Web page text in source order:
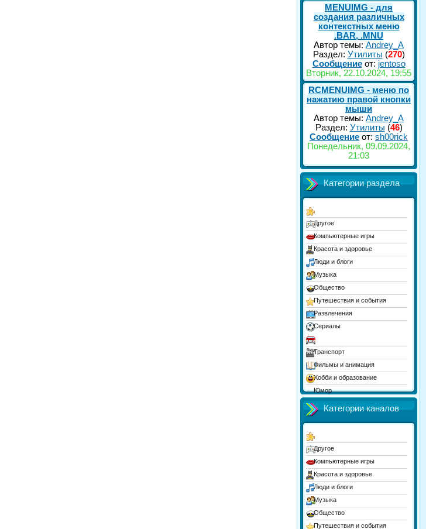
MENUIMG - для
создания различных
контекстных меню
.BAR, .MNU
Автор темы: Andrey_A
Раздел: Утилиты (270)
Сообщениеот: jentoso
Вторник, 22.10.2024, 19:55
RCMENUIMG - меню по
нажатию правой кнопки
мыши
Автор темы: Andrey_A
Раздел: Утилиты (46)
Сообщение от: sh00rick
Понедельник, 09.09.2024,
21:03
Категории раздела
Другое
Компьютерные игры
Красота и здоровье
Люди и блоги
Музыка
Общество
Путешествия и события
Развлечения
Сериалы
Спорт
Транспорт
Фильмы и анимация
Хобби и образование
Юмор
Категории каналов
Другое
Компьютерные игры
Красота и здоровье
Люди и блоги
Музыка
Общество
Путешествия и события